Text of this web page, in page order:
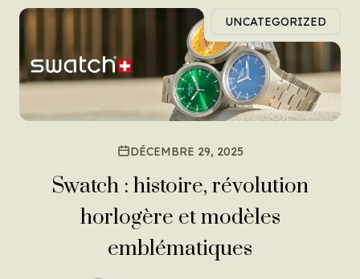
UNCATEGORIZED
DÉCEMBRE 29, 2025
Swatch : histoire, révolution
horlogère et modèles
emblématiques